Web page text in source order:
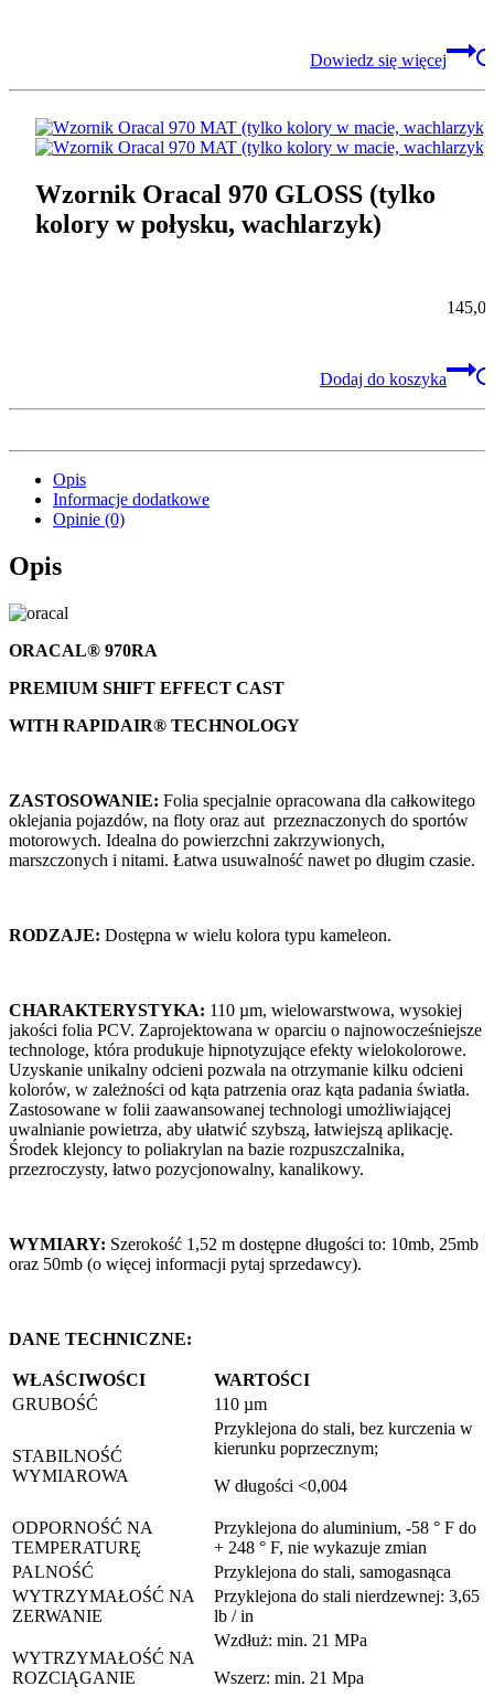
Dowiedz się więcej
Wzornik Oracal 970 GLOSS (tylko
kolory w połysku, wachlarzyk)
Dodaj do koszyka
Opis
Informacje dodatkowe
Opinie (0)
Opis
ORACAL® 970RA
PREMIUM SHIFT EFFECT CAST
WITH RAPIDAIR® TECHNOLOGY
ZASTOSOWANIE: Folia specjalnie opracowana dla całkowitego
oklejania pojazdów, na floty oraz aut przeznaczonych do sportów
motorowych. Idealna do powierzchni zakrzywionych,
marszczonych i nitami. Łatwa usuwalność nawet po długim czasie.
RODZAJE: Dostępna w wielu kolora typu kameleon.
CHARAKTERYSTYKA: 110 µm, wielowarstwowa, wysokiej
jakości folia PCV. Zaprojektowana w oparciu o najnowocześniejsze
technologe, która produkuje hipnotyzujące efekty wielokolorowe.
Uzyskanie unikalny odcieni pozwala na otrzymanie kilku odcieni
kolorów, w zależności od kąta patrzenia oraz kąta padania światła.
Zastosowane w folii zaawansowanej technologi umożliwiającej
uwalnianie powietrza, aby ułatwić szybszą, łatwiejszą aplikację.
Środek klejoncy to poliakrylan na bazie rozpuszczalnika,
przezroczysty, łatwo pozycjonowalny, kanalikowy.
WYMIARY: Szerokość 1,52 m dostępne długości to: 10mb, 25mb
oraz 50mb (o więcej informacji pytaj sprzedawcy).
DANE TECHNICZNE:
WŁAŚCIWOŚCI
WARTOŚCI
GRUBOŚĆ
110 µm
STABILNOŚĆ
WYMIAROWA
Przyklejona do stali, bez kurczenia w
kierunku poprzecznym;
W długości <0,004
ODPORNOŚĆ NA
TEMPERATURĘ
Przyklejona do aluminium, -58 ° F do
+ 248 ° F, nie wykazuje zmian
PALNOŚĆ
Przyklejona do stali, samogasnąca
WYTRZYMAŁOŚĆ NA
ZERWANIE
Przyklejona do stali nierdzewnej: 3,65
lb / in
WYTRZYMAŁOŚĆ NA
ROZCIĄGANIE
Wzdłuż: min. 21 MPa
Wszerz: min. 21 Mpa